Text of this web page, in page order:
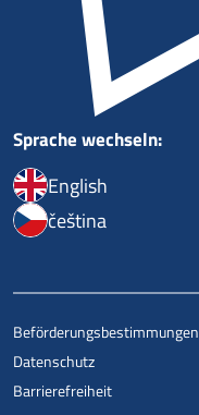
Sprache wechseln:
English
čeština
Beförderungsbestimmungen
Datenschutz
Barrierefreiheit